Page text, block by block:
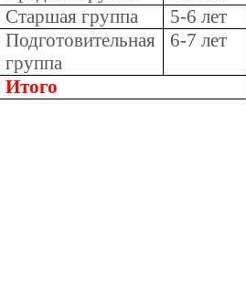
Старшая группа
5-6 лет
Подготовительная
группа
6-7 лет
Итого